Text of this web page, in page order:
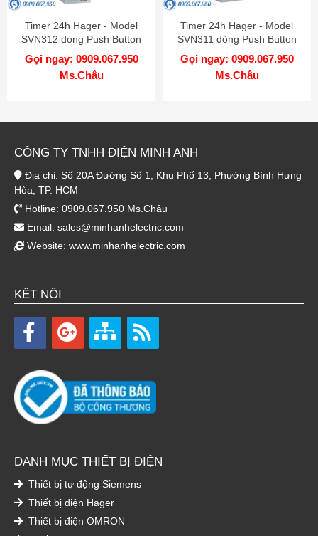
Timer 24h Hager - Model
SVN312 dòng Push Button
Gọi ngay: 0909.067.950
Ms.Châu
Timer 24h Hager - Model
SVN311 dòng Push Button
Gọi ngay: 0909.067.950
Ms.Châu
CÔNG TY TNHH ĐIỆN MINH ANH
Địa chỉ: Số 20A Đường Số 1, Khu Phố 13, Phường Bình Hưng
Hòa, TP. HCM
Hotline: 0909.067.950 Ms.Châu
Email: sales@minhanhelectric.com
Website: www.minhanhelectric.com
KẾT NỐI
DANH MỤC THIẾT BỊ ĐIỆN
Thiết bị tự động Siemens
Thiết bị điện Hager
Thiết bị điện OMRON